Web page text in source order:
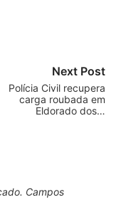
Next Post
Polícia Civil recupera
carga roubada em
Eldorado dos…
Campos